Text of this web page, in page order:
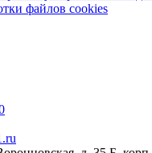
файлов cookies